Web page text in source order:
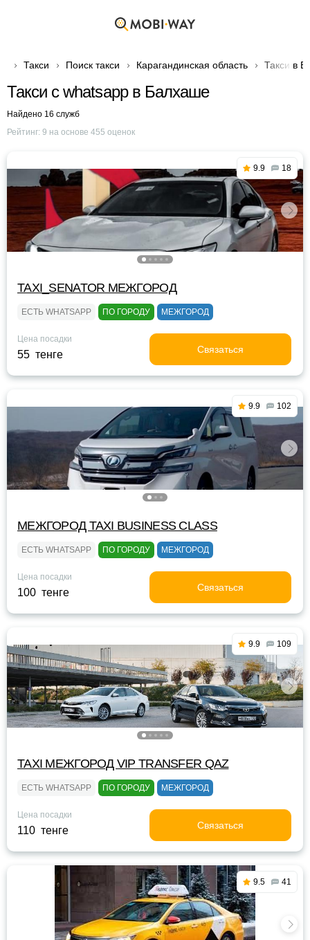
Такси Поиск такси Карагандинская область Такси в
Такси с whatsapp в Балхаше
Найдено 16 служб
Рейтинг: 9 на основе 455 оценок
9.9 18
TAXI_SENATOR МЕЖГОРОД
ЕСТЬ WHATSAPP ПО ГОРОДУ МЕЖГОРОД
Цена посадки
55 тенге Связаться
9.9 102
МЕЖГОРОД TAXI BUSINESS CLASS
ЕСТЬ WHATSAPP ПО ГОРОДУ МЕЖГОРОД
Цена посадки
100 тенге Связаться
9.9 109
TAXI МЕЖГОРОД VIP TRANSFER QАZ
ЕСТЬ WHATSAPP ПО ГОРОДУ МЕЖГОРОД
Цена посадки
110 тенге Связаться
9.5 41